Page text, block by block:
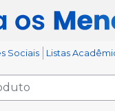
Sociais Listas